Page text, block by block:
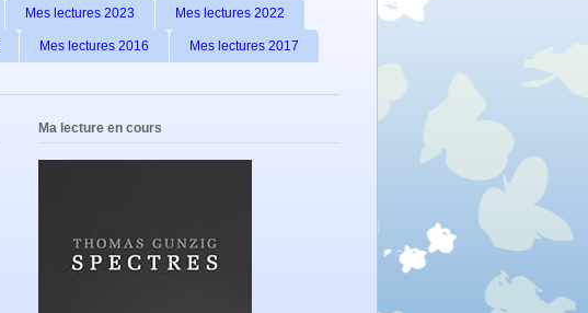
Mes lectures 2023 Mes lectures 2022
Mes lectures 2016 Mes lectures 2017
Ma lecture en cours